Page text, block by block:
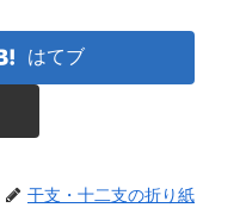
はてブ
干支・十二支の折り紙